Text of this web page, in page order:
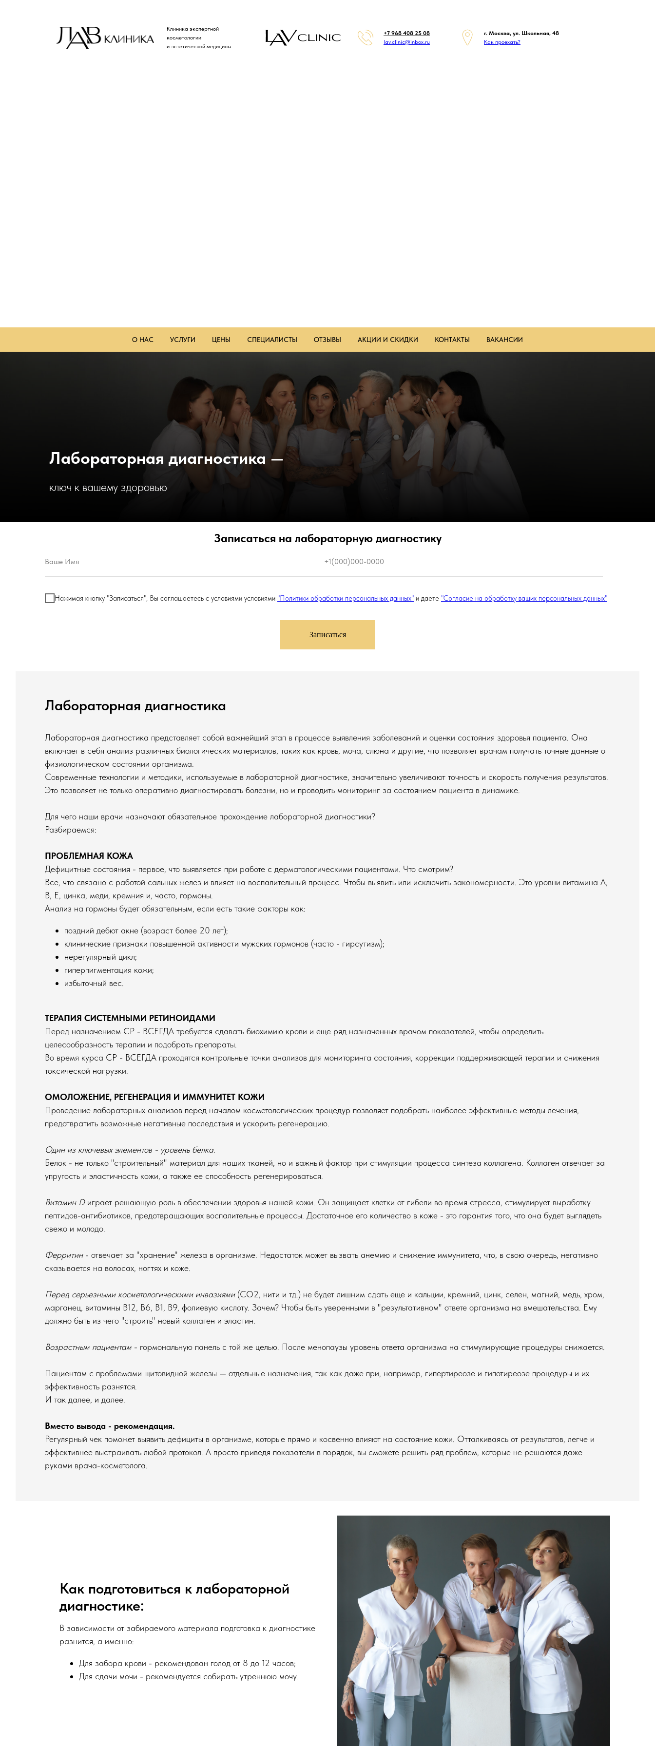
г. Москва, ул. Школьная, 48
Как проехать?
+7 968 408 25 08
lav.clinic@inbox.ru
Клиника экспертной
косметологии
и эстетической медицины
О НАС УСЛУГИ ЦЕНЫ СПЕЦИАЛИСТЫ ОТЗЫВЫ АКЦИИ И СКИДКИ КОНТАКТЫ ВАКАНСИИ
Лабораторная диагностика —
ключ к вашему здоровью
Записаться на лабораторную диагностику
Нажимая кнопку "Записаться", Вы соглашаетесь с условиями условиями "Политики обработки персональных данных" и даете "Согласие на обработку ваших персональных данных"
Записаться
Лабораторная диагностика
Лабораторная диагностика представляет собой важнейший этап в процессе выявления заболеваний и оценки состояния здоровья пациента. Она
включает в себя анализ различных биологических материалов, таких как кровь, моча, слюна и другие, что позволяет врачам получать точные данные о
физиологическом состоянии организма.
Современные технологии и методики, используемые в лабораторной диагностике, значительно увеличивают точность и скорость получения результатов.
Это позволяет не только оперативно диагностировать болезни, но и проводить мониторинг за состоянием пациента в динамике.
Для чего наши врачи назначают обязательное прохождение лабораторной диагностики?
Разбираемся:
ПРОБЛЕМНАЯ КОЖА
Дефицитные состояния - первое, что выявляется при работе с дерматологическими пациентами. Что смотрим?
Все, что связано с работой сальных желез и влияет на воспалительный процесс. Чтобы выявить или исключить закономерности. Это уровни витамина А,
В, Е, цинка, меди, кремния и, часто, гормоны.
Анализ на гормоны будет обязательным, если есть такие факторы как:
поздний дебют акне (возраст более 20 лет);
клинические признаки повышенной активности мужских гормонов (часто - гирсутизм);
нерегулярный цикл;
гиперпигментация кожи;
избыточный вес.
ТЕРАПИЯ СИСТЕМНЫМИ РЕТИНОИДАМИ
Перед назначением СР - ВСЕГДА требуется сдавать биохимию крови и еще ряд назначенных врачом показателей, чтобы определить
целесообразность терапии и подобрать препараты.
Во время курса СР - ВСЕГДА проходятся контрольные точки анализов для мониторинга состояния, коррекции поддерживающей терапии и снижения
токсической нагрузки.
ОМОЛОЖЕНИЕ, РЕГЕНЕРАЦИЯ И ИММУНИТЕТ КОЖИ
Проведение лабораторных анализов перед началом косметологических процедур позволяет подобрать наиболее эффективные методы лечения,
предотвратить возможные негативные последствия и ускорить регенерацию.
Один из ключевых элементов - уровень белка.
Белок - не только "строительный" материал для наших тканей, но и важный фактор при стимуляции процесса синтеза коллагена. Коллаген отвечает за
упругость и эластичность кожи, а также ее способность регенерироваться.
Витамин Dиграет решающую роль в обеспечении здоровья нашей кожи. Он защищает клетки от гибели во время стресса, стимулирует выработку
пептидов-антибиотиков, предотвращающих воспалительные процессы. Достаточное его количество в коже - это гарантия того, что она будет выглядеть
свежо и молодо.
Ферритин- отвечает за "хранение" железа в организме. Недостаток может вызвать анемию и снижение иммунитета, что, в свою очередь, негативно
сказывается на волосах, ногтях и коже.
Перед серьезными косметологическими инвазиями(СО2, нити и тд.) не будет лишним сдать еще и кальции, кремний, цинк, селен, магний, медь, хром,
марганец, витамины В12, В6, В1, В9, фолиевую кислоту. Зачем? Чтобы быть уверенными в "результативном" ответе организма на вмешательства. Ему
должно быть из чего "строить" новый коллаген и эластин.
Возрастным пациентам - гормональную панель с той же целью. После менопаузы уровень ответа организма на стимулирующие процедуры снижается.
Пациентам с проблемами щитовидной железы — отдельные назначения, так как даже при, например, гипертиреозе и гипотиреозе процедуры и их
эффективность разнятся.
И так далее, и далее.
Вместо вывода - рекомендация.
Регулярный чек поможет выявить дефициты в организме, которые прямо и косвенно влияют на состояние кожи. Отталкиваясь от результатов, легче и
эффективнее выстраивать любой протокол. А просто приведя показатели в порядок, вы сможете решить ряд проблем, которые не решаются даже
руками врача-косметолога.
Как подготовиться к лабораторной
диагностике:
В зависимости от забираемого материала подготовка к диагностике
разнится, а именно:
Для забора крови - рекомендован голод от 8 до 12 часов;
Для сдачи мочи - рекомендуется собирать утреннюю мочу.